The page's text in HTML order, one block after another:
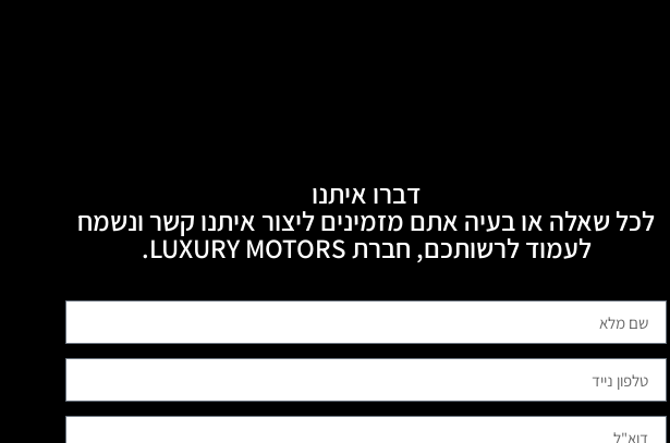
דברו איתנו
לכל שאלה או בעיה אתם מזמינים ליצור איתנו קשר ונשמח
לעמוד לרשותכם, חברת LUXURY MOTORS.